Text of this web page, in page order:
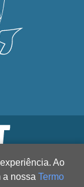
Ao
a nossa Termo